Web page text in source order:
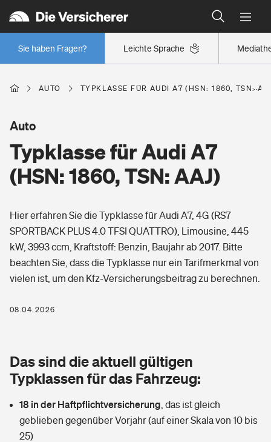
Leichte Sprache
Sie haben Fragen?
Wer versichert was: Jetzt Versicherer finden
Regionalklassen: So ist Ihre Region eingestuft
Wer versichert was: Jetzt Versicherer finden
Berufsunfähigkeitsversicherung
Erwerbsunfähigkeitsversicherung
Grundfähigkeitsversicherung
Arbeitsrechtsschutz
Berufshaftpflichtversicherung
Zur Übersicht
Tools
Wer versichert was: Jetzt Versicherer finden
Wohnen
Glasversicherung
Mietkautionsversicherung
Freizeit
Pri­vate Haft­pflicht­
Kinderunfall­ver­si­che­rung
Kinderinvalidität
Gesundheit
Private Krankenversicherung
Dread-Disease-Versicherung
Tierkrankenversicherung
Zur Übersicht
AUTO TYPKLASSE FÜR AUDI A7 (HSN: 1860, TSN:
Typklasse für Audi A7
(HSN: 1860, TSN: AAJ)
Auto
Hier erfahren Sie die Typklasse für Audi A7, 4G (RS7
SPORTBACK PLUS 4.0 TFSI QUATTRO), Limousine, 445
kW, 3993 ccm, Kraftstoff: Benzin, Baujahr ab 2017. Bitte
beachten Sie, dass die Typklasse nur ein Tarifmerkmal von
vielen ist, um den Kfz-Versicherungsbeitrag zu berechnen.
08.04.2026
Das sind die aktuell gültigen
Typklassen für das Fahrzeug:
18 in der Haftpflichtversicherung das ist gleich
geblieben gegenüber Vorjahr (auf einer Skala von 10 bis
25)